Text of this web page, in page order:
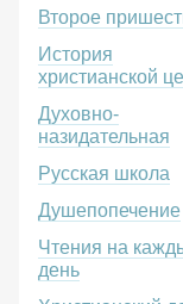
Второе
История
христианской
Духовно-
назидательная
Русская школа
Душепопечение
Чтения на
день